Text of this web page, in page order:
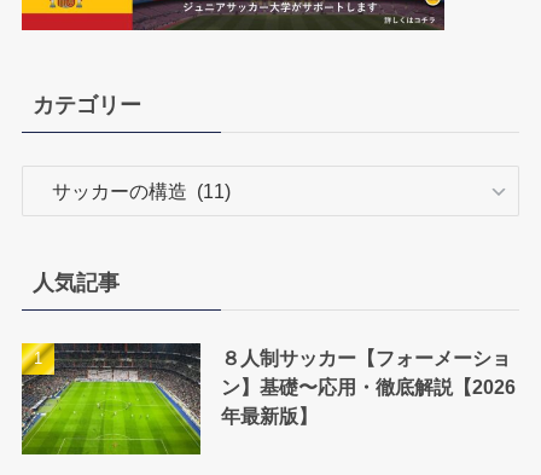
カテゴリー
ー
人気記事
８人制サッカー【フォーメーショ
ン】基礎〜応用・徹底解説【2026
年最新版】